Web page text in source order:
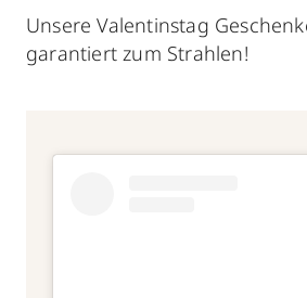
Unsere Valentinstag
garantiert zum Strahlen!